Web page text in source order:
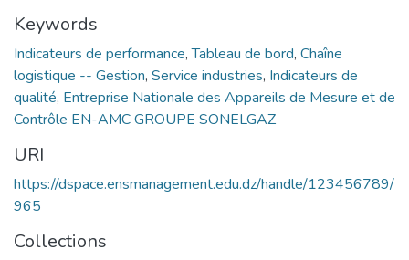
Keywords
Indicateurs de performance,Tableau de bord, Chaîne
logistique -- Gestion, Service industries, Indicateurs de
qualité, Entreprise Nationale des Appareils de Mesure et de
Contrôle EN-AMC GROUPE SONELGAZ
URI
https://dspace.ensmanagement.edu.dz/handle/123456789/
965
Collections